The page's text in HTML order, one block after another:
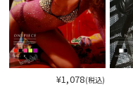
¥1,078(税込)